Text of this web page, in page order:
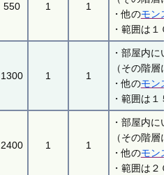
550 1 1
・他のモン
・範囲は
1300 1 1
・部屋内に
（その階層
・他のモン
・範囲は
2400 1 1
・部屋内に
（その階層
・他のモン
・範囲は